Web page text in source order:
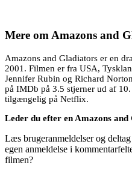
Mere om Amazons and
Amazons and Gladiators er en
2001. Filmen er fra USA,
Jennifer Rubin og Richard
på IMDb på 3.5 stjerner ud af
tilgængelig på Netflix.
Leder du efter en Amazons and
Læs brugeranmeldelser og
egen anmeldelse i
filmen?